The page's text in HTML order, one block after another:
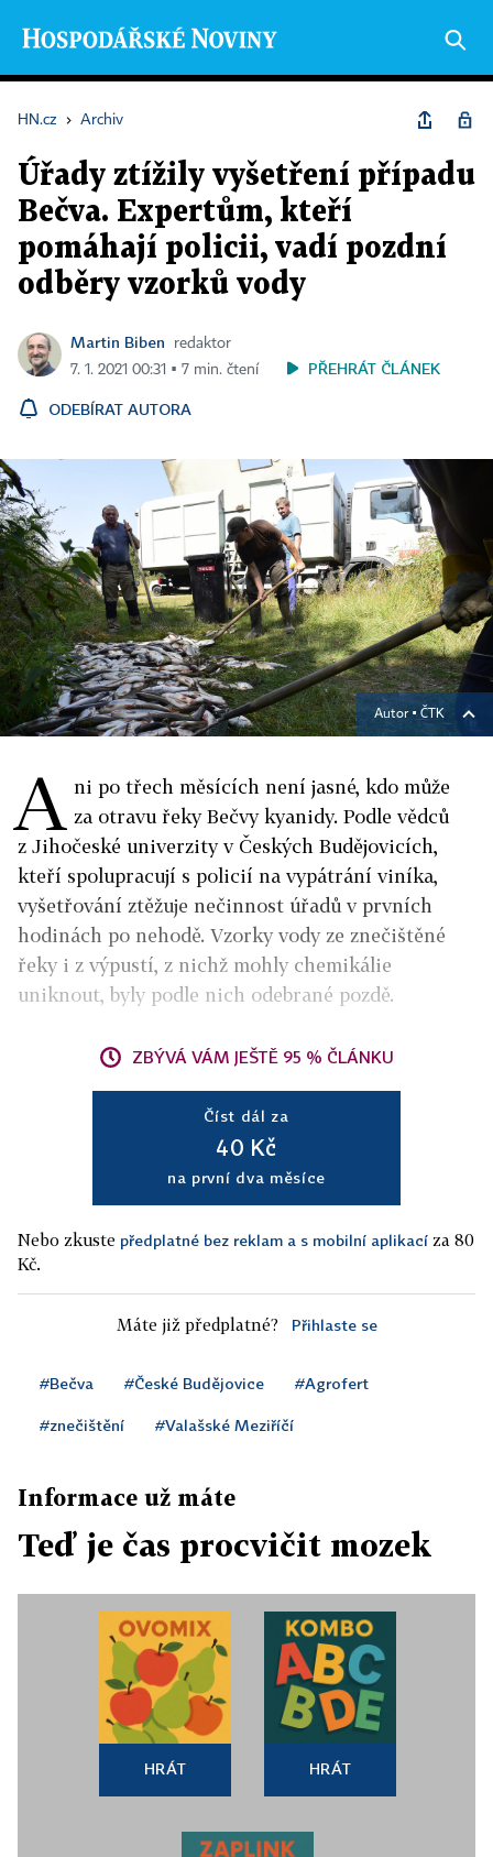
HN.cz › Archiv
Úřady ztížily vyšetření případu
Bečva. Expertům, kteří
pomáhají policii, vadí pozdní
odběry vzorků vody
Martin Biben
redaktor
7. 1. 2021 00:31 ▪ 7 min. čtení
PŘEHRÁT ČLÁNEK
ODEBÍRAT AUTORA
Autor ▪ ČTK
A ni po třech měsících není jasné, kdo může
za otravu řeky Bečvy kyanidy. Podle vědců
z Jihočeské univerzity v Českých Budějovicích,
kteří spolupracují s policií na vypátrání viníka,
vyšetřování ztěžuje nečinnost úřadů v prvních
hodinách po nehodě. Vzorky vody ze znečištěné
řeky i z výpustí, z nichž mohly chemikálie
uniknout, byly podle nich odebrané pozdě.
ZBÝVÁ VÁM JEŠTĚ 95 % ČLÁNKU
Číst dál za
40 Kč
na první dva měsíce
Nebo zkuste předplatné bez reklam a s mobilní aplikací za 80
Kč.
Máte již předplatné? Přihlaste se
#Bečva #České Budějovice #Agrofert
#znečištění #Valašské Meziříčí
Informace už máte
Teď je čas procvičit mozek
HRÁT HRÁT